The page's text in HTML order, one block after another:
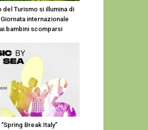
del Turismo si illumina di
internazionale
bambini scomparsi
Break Italy”